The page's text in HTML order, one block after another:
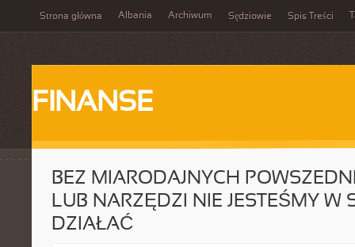
Strona główna Albania Archiwum Sędziowie Spis Treści
FINANSE
BEZ MIARODAJNYCH
LUB NARZĘDZI NIE JESTEŚMY W
DZIAŁAĆ